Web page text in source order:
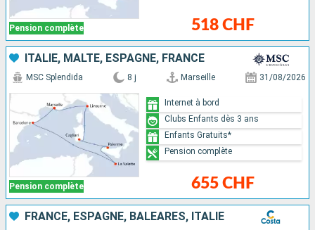
Pension complète 518 CHF
ITALIE, MALTE, ESPAGNE, FRANCE
Pension complète
MSC Splendida 8 j Marseille 31/08/2026
655 CHF
Internet à bord
Clubs Enfants dès 3 ans
Enfants Gratuits*
Pension complète
FRANCE, ESPAGNE, BALÉARES, ITALIE